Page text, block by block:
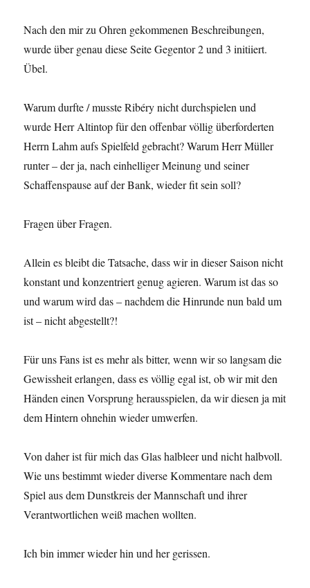
Nach den mir zu Ohren gekommenen Beschreibungen,
wurde über genau diese Seite Gegentor 2 und 3 initiiert.
Übel.
Warum durfte / musste Ribéry nicht durchspielen und
wurde Herr Altintop für den offenbar völlig überforderten
Herrn Lahm aufs Spielfeld gebracht? Warum Herr Müller
runter – der ja, nach einhelliger Meinung und seiner
Schaffenspause auf der Bank, wieder fit sein soll?
Fragen über Fragen.
Allein es bleibt die Tatsache, dass wir in dieser Saison nicht
konstant und konzentriert genug agieren. Warum ist das so
und warum wird das – nachdem die Hinrunde nun bald um
ist – nicht abgestellt?!
Für uns Fans ist es mehr als bitter, wenn wir so langsam die
Gewissheit erlangen, dass es völlig egal ist, ob wir mit den
Händen einen Vorsprung herausspielen, da wir diesen ja mit
dem Hintern ohnehin wieder umwerfen.
Von daher ist für mich das Glas halbleer und nicht halbvoll.
Wie uns bestimmt wieder diverse Kommentare nach dem
Spiel aus dem Dunstkreis der Mannschaft und ihrer
Verantwortlichen weiß machen wollten.
Ich bin immer wieder hin und her gerissen.